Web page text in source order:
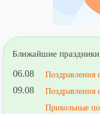
Ближайшие праздники
06.08
09.08
Поздравления
Прикольные